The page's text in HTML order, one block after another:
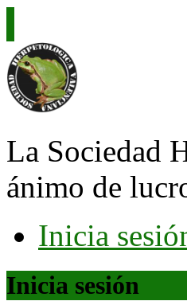
La Sociedad
ánimo de
Inicia
Inicia sesión